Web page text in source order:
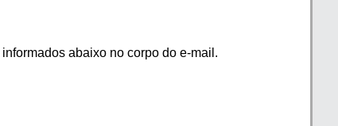
abaixo no corpo do e-mail.